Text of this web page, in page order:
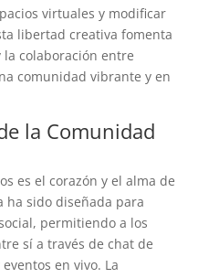
virtuales y modificar
libertad creativa fomenta
colaboración entre
comunidad vibrante y en
la Comunidad
es el corazón y el alma de
ha sido diseñada para
permitiendo a los
sí a través de chat de
en vivo. La